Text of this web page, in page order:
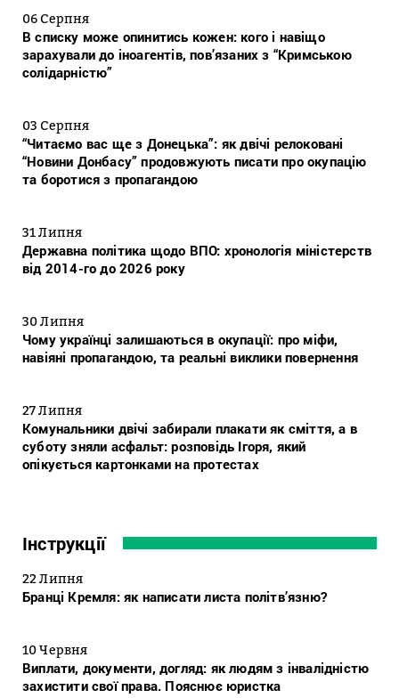
06 Серпня
В списку може опинитись кожен: кого і навіщо
зарахували до іноагентів, пов’язаних з “Кримською
солідарністю”
03 Серпня
“Читаємо вас ще з Донецька”: як двічі релоковані
“Новини Донбасу” продовжують писати про окупацію
та боротися з пропагандою
31 Липня
Державна політика щодо ВПО: хронологія міністерств
від 2014-го до 2026 року
30 Липня
Чому українці залишаються в окупації: про міфи,
навіяні пропагандою, та реальні виклики повернення
27 Липня
Комунальники двічі забирали плакати як сміття, а в
суботу зняли асфальт: розповідь Ігоря, який
опікується картонками на протестах
Інструкції
22 Липня
Бранці Кремля: як написати листа політв’язню?
10 Червня
Виплати, документи, догляд: як людям з інвалідністю
захистити свої права. Пояснює юристка